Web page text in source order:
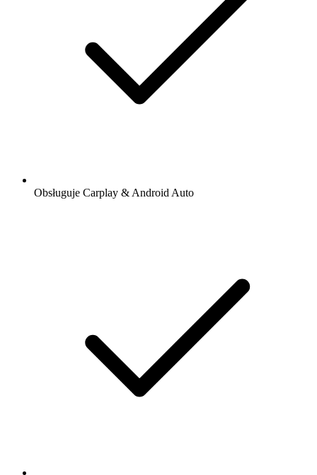
Obsługuje Carplay & Android Auto